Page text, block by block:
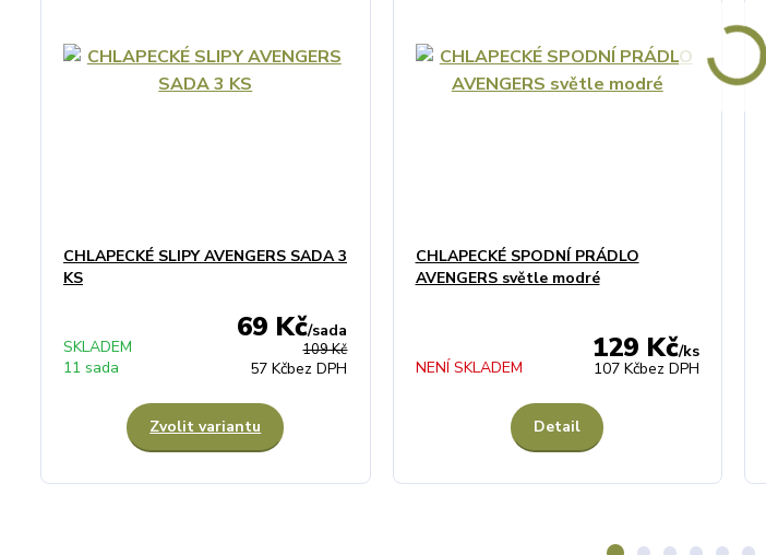
CHLAPECKÉ SLIPY AVENGERS SADA 3
KS
109 Kč
69 Kč/sada
57 Kčbez DPH
SKLADEM
11 sada
Zvolit variantu
CHLAPECKÉ SPODNÍ PRÁDLO
AVENGERS světle modré
129 Kč/ks
107 Kčbez DPH
NENÍ SKLADEM
Detail